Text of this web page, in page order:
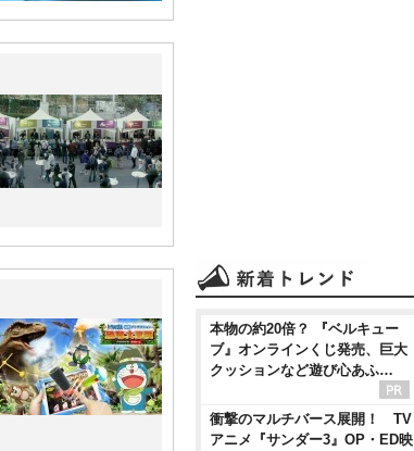
本物の約20倍？ 『ベルキュー
ブ』オンラインくじ発売、巨大
クッションなど遊び心あふ…
衝撃のマルチバース展開！ TV
アニメ『サンダー3』OP・ED映